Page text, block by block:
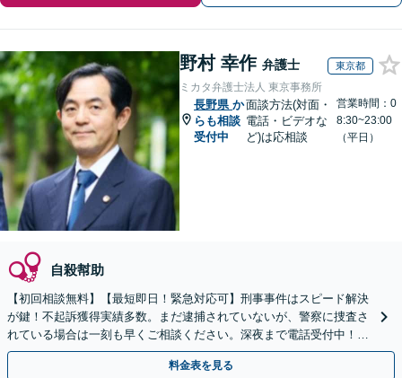
野村 幸作 弁護士 東京都
ミカタ弁護士法人 東京事務所
長野県 か
らも相談
受付中
面談方法(対面・
電話・ビデオな
ど)は応相談
営業時間：0
8:30~23:00
（平日）
自殺幇助
【初回相談無料】【最短即日！緊急対応可】刑事事件はスピード解決
が鍵！不起訴獲得実績多数。まだ逮捕されていないが、警察に捜査さ
れている場合は一刻も早くご相談ください。深夜まで電話受付中！痴
漢／盗撮／のぞき／その他性犯罪など
料金表を見る